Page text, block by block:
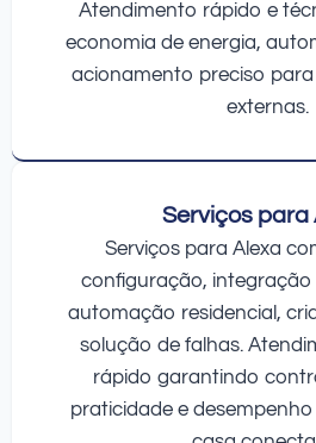
Atendimento rápido e
economia de energia,
acionamento preciso
externas.
Serviços para
Serviços para Alexa
configuração, integração
automação residencial,
solução de falhas.
rápido garantindo
praticidade e